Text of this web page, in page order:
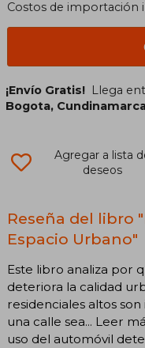
Costos de importación
¡Envío Gratis! Llega
Bogota,
Agregar a lista
deseos
Reseña del libro
Espacio Urbano"
Este libro analiza por
deteriora la calidad
residenciales altos
una calle sea... Leer
uso del automóvil